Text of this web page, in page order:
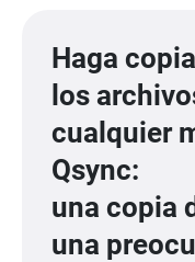
Haga
los
cualquier
Qsync:
una copia
una